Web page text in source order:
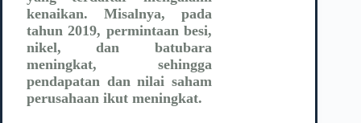
kenaikan. Misalnya, pada
tahun 2019, permintaan besi,
nikel, dan batubara
meningkat, sehingga
pendapatan dan nilai saham
perusahaan ikut meningkat.